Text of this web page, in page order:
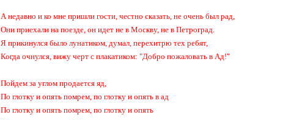
А недавно и ко мне пришли гости, честно сказать, не очень был рад,
Они приехали на поезде, он идет не в Москву, не в Петроград.
Я прикинулся было лунатиком, думал, перехитрю тех ребят,
Когда очнулся, вижу черт с плакатиком: "Добро пожаловать в Ад!"
Пойдем за углом продается яд,
По глотку и опять помрем, по глотку и опять в ад
По глотку и опять помрем, по глотку и опять